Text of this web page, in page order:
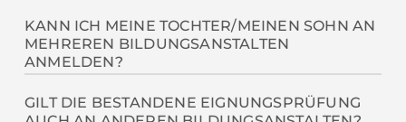
eine Aufnahmsprüfung im jeweiligen Fach
absolviert werden.
Ja.
KANN ICH MEINE TOCHTER/MEINEN SOHN AN
MEHREREN BILDUNGSANSTALTEN
ANMELDEN?
Nein, Doppelanmeldungen sind nicht erlaubt. Bei
GILT DIE BESTANDENE EIGNUNGSPRÜFUNG